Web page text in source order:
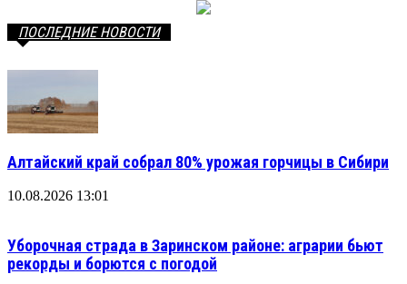
ПОСЛЕДНИЕ НОВОСТИ
Алтайский край собрал 80% урожая горчицы в Сибири
10.08.2026 13:01
Уборочная страда в Заринском районе: аграрии бьют
рекорды и борются с погодой